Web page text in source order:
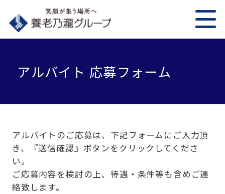
アルバイト 応募フォーム
アルバイトのご応募は、下記フォームにご入力頂
き、『送信確認』ボタンをクリックしてくださ
い。
ご応募内容を検討の上、待遇・条件等も含めご連
絡致します。